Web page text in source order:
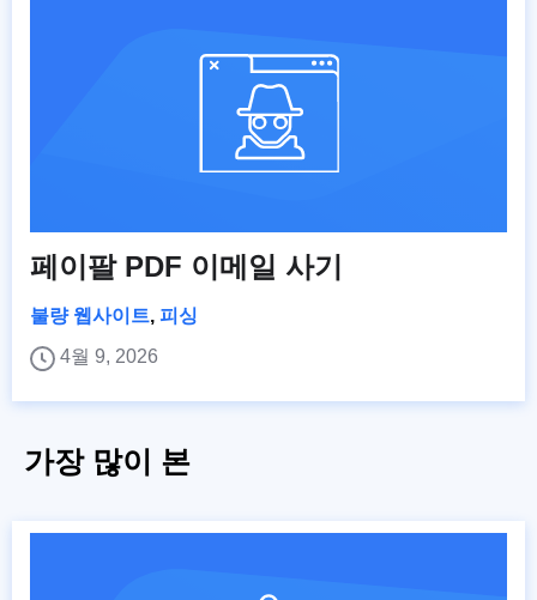
페이팔 PDF 이메일 사기
불량 웹사이트, 피싱
4월 9, 2026
가장 많이 본